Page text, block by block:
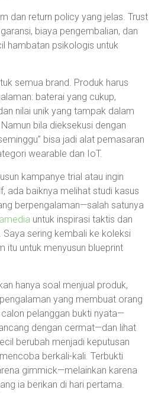
dan return policy yang jelas. Trust
biaya pengembalian, dan
hambatan psikologis untuk
semua brand. Produk harus
baterai yang cukup,
nilai unik yang tampak dalam
bila dieksekusi dengan
bisa jadi alat pemasaran
wearable dan IoT.
kampanye trial atau ingin
ada baiknya melihat studi kasus
berpengalaman—salah satunya
untuk inspirasi taktis dan
sering kembali ke koleksi
itu untuk menyusun blueprint
hanya soal menjual produk,
yang membuat orang
pelanggan bukti nyata—
dengan cermat—dan lihat
berubah menjadi keputusan
berkali-kali. Terbukti
gimmick—melainkan karena
ia berikan di hari pertama.